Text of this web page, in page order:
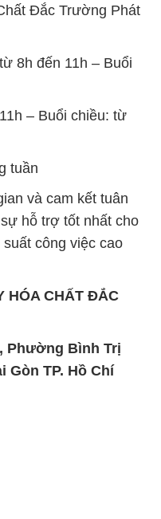
Đắc Trường Phát
8h đến 11h – Buổi
– Buổi chiều: từ
tuần
và cam kết tuân
hỗ trợ tốt nhất cho
công việc cao
HÓA CHẤT ĐẮC
Phường Bình Trị
Gòn TP. Hồ Chí